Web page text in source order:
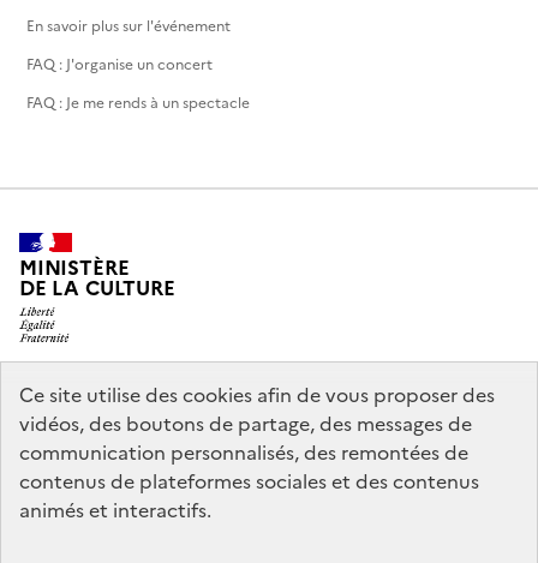
Ce site utilise des cookies afin de vous proposer des
vidéos, des boutons de partage, des messages de
communication personnalisés, des remontées de
contenus de plateformes sociales et des contenus
animés et interactifs.
En savoir plus sur l'événement
FAQ : J'organise un concert
FAQ : Je me rends à un spectacle
MINISTÈRE
DE LA CULTURE
legifrance.gouv.fr
info.gouv.fr
service-public.gouv.fr
data.gouv.fr